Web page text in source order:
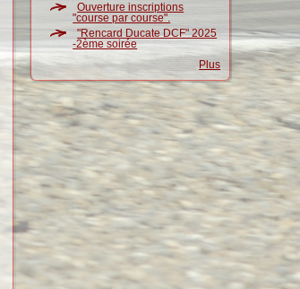
Ouverture inscriptions
"course par course".
"Rencard Ducate DCF" 2025
-2ème soirée
Plus